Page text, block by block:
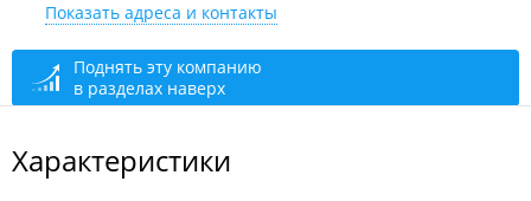
+7 924 216-65-33
сегодня закрыто
Показать адреса и контакты
Поднять эту компанию
в разделах наверх
Характеристики